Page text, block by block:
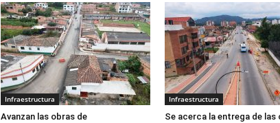
Infraestructura
Avanzan las obras de
Infraestructura
Se acerca la entrega de las